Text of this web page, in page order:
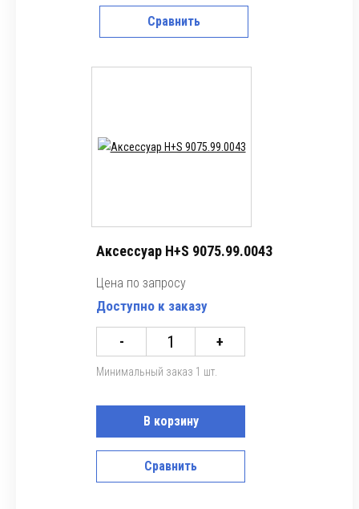
Сравнить
Аксессуар H+S 9075.99.0043
Цена по запросу
Доступно к заказу
- +
Минимальный заказ 1 шт.
В корзину
Сравнить